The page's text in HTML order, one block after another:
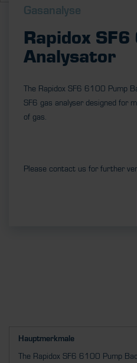
Gasanalyse
Rapidox
Analysator
The Rapidox SF6 6100 Pump
SF6 gas analyser designed for
of gas.
Please contact us for further
Hauptmerkmale
The Rapidox SF6 6100 Pump